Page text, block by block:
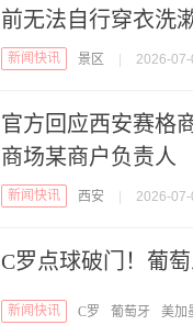
前无法自行穿衣洗
新闻快讯 景区 | 2026-
官方回应西安赛格
商场某商户负责人
新闻快讯 西安 | 2026-
C罗点球破门！葡
新闻快讯 C罗 葡萄牙 美加